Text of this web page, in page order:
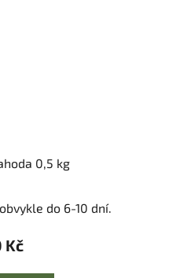
0,5 kg
do 6-10 dní.
Kč